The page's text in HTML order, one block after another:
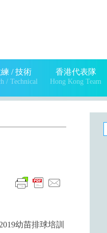
/ 技術
/ Technical
香港代表隊
Hong Kong Team
幼苗排球培訓